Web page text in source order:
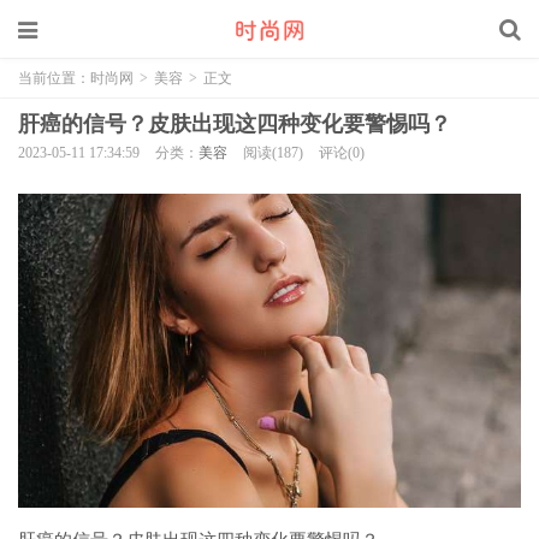
当前位置： 时尚网 > 美容 > 正文
肝癌的信号？皮肤出现这四种变化要警惕吗？
2023-05-11 17:34:59 分类： 美容 阅读(187) 评论(0)